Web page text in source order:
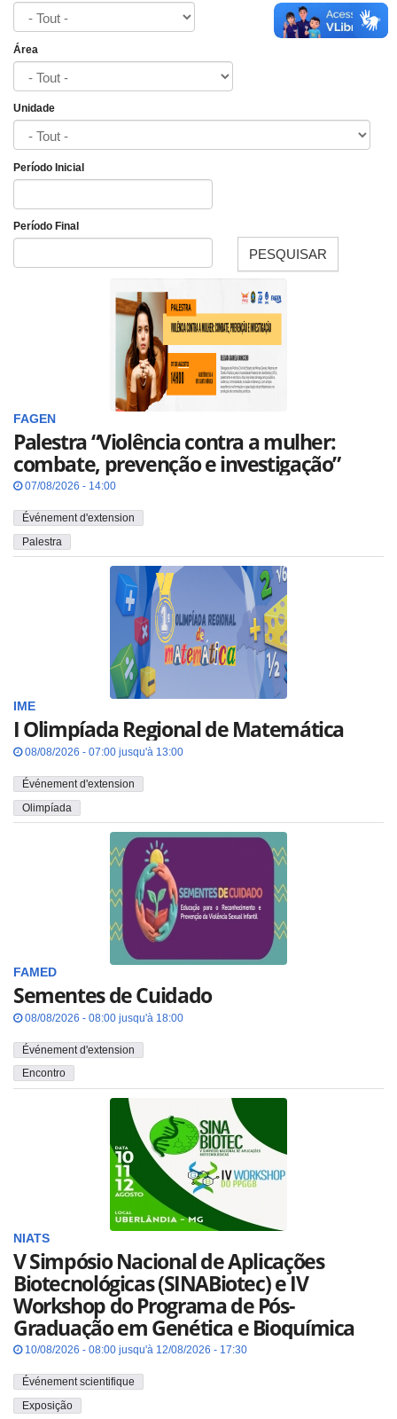
Área
Unidade
Período Inicial
Período Final
PESQUISAR
FAGEN
Palestra “Violência contra a mulher:
combate, prevenção e investigação”
07/08/2026 - 14:00
Événement d'extension
Palestra
IME
I Olimpíada Regional de Matemática
08/08/2026 - 07:00 jusqu'à 13:00
Événement d'extension
Olimpíada
FAMED
Sementes de Cuidado
08/08/2026 - 08:00 jusqu'à 18:00
Événement d'extension
Encontro
NIATS
V Simpósio Nacional de Aplicações
Biotecnológicas (SINABiotec) e IV
Workshop do Programa de Pós-
Graduação em Genética e Bioquímica
10/08/2026 - 08:00 jusqu'à 12/08/2026 - 17:30
Événement scientifique
Exposição